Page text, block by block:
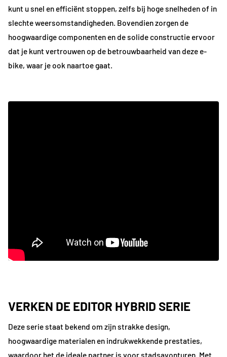
kunt u snel en efficiënt stoppen, zelfs bij hoge snelheden of in
slechte weersomstandigheden. Bovendien zorgen de
hoogwaardige componenten en de solide constructie ervoor
dat je kunt vertrouwen op de betrouwbaarheid van deze e-
bike, waar je ook naartoe gaat.
VERKEN DE EDITOR HYBRID SERIE
Deze serie staat bekend om zijn strakke design,
hoogwaardige materialen en indrukwekkende prestaties,
waardoor het de ideale partner is voor stadsavonturen. Met